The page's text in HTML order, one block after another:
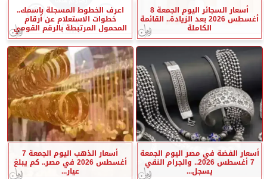
أسعار السجائر اليوم الجمعة 8
أغسطس 2026 بعد الزيادة.. القائمة
الكاملة
اعرف الخطوط المسجلة باسمك..
خطوات الاستعلام عن أرقام
المحمول المرتبطة بالرقم القومي
أسعار الفضة في مصر اليوم الجمعة
7 أغسطس 2026.. والجرام النقي
يسجل...
أسعار الذهب اليوم الجمعة 7
أغسطس 2026 في مصر.. كم يبلغ
عيار...